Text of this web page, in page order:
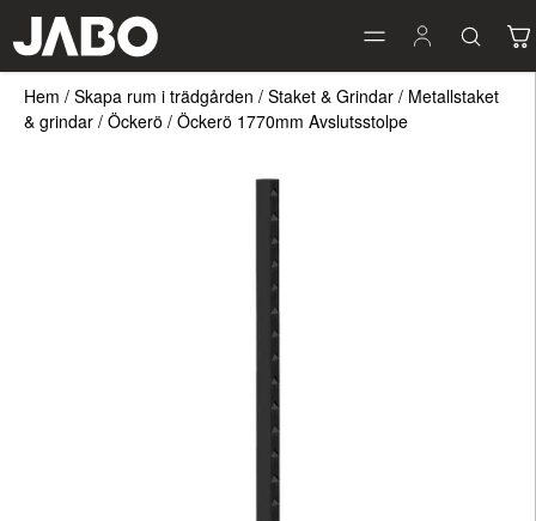
Hem / Skapa rum i trädgården / Staket & Grindar / Metallstaket
& grindar / Öckerö / Öckerö 1770mm Avslutsstolpe